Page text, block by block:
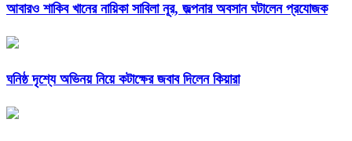
আবারও শাকিব খানের নায়িকা সাবিলা নূর, জল্পনার অবসান ঘটালেন প্রযোজক
ঘনিষ্ঠ দৃশ্যে অভিনয় নিয়ে কটাক্ষের জবাব দিলেন কিয়ারা